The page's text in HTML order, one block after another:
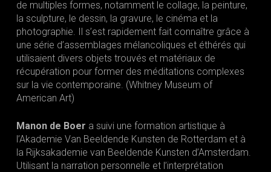
de multiples formes, notamment le collage, la peinture,
la sculpture, le dessin, la gravure, le cinéma et la
photographie. Il s’est rapidement fait connaître grâce à
une série d’assemblages mélancoliques et éthérés qui
utilisaient divers objets trouvés et matériaux de
récupération pour former des méditations complexes
sur la vie contemporaine. (Whitney Museum of
American Art)
Manon de Boer a suivi une formation artistique à
l’Akademie Van Beeldende Kunsten de Rotterdam et à
la Rijksakademie van Beeldende Kunsten d’Amsterdam.
Utilisant la narration personnelle et l’interprétation